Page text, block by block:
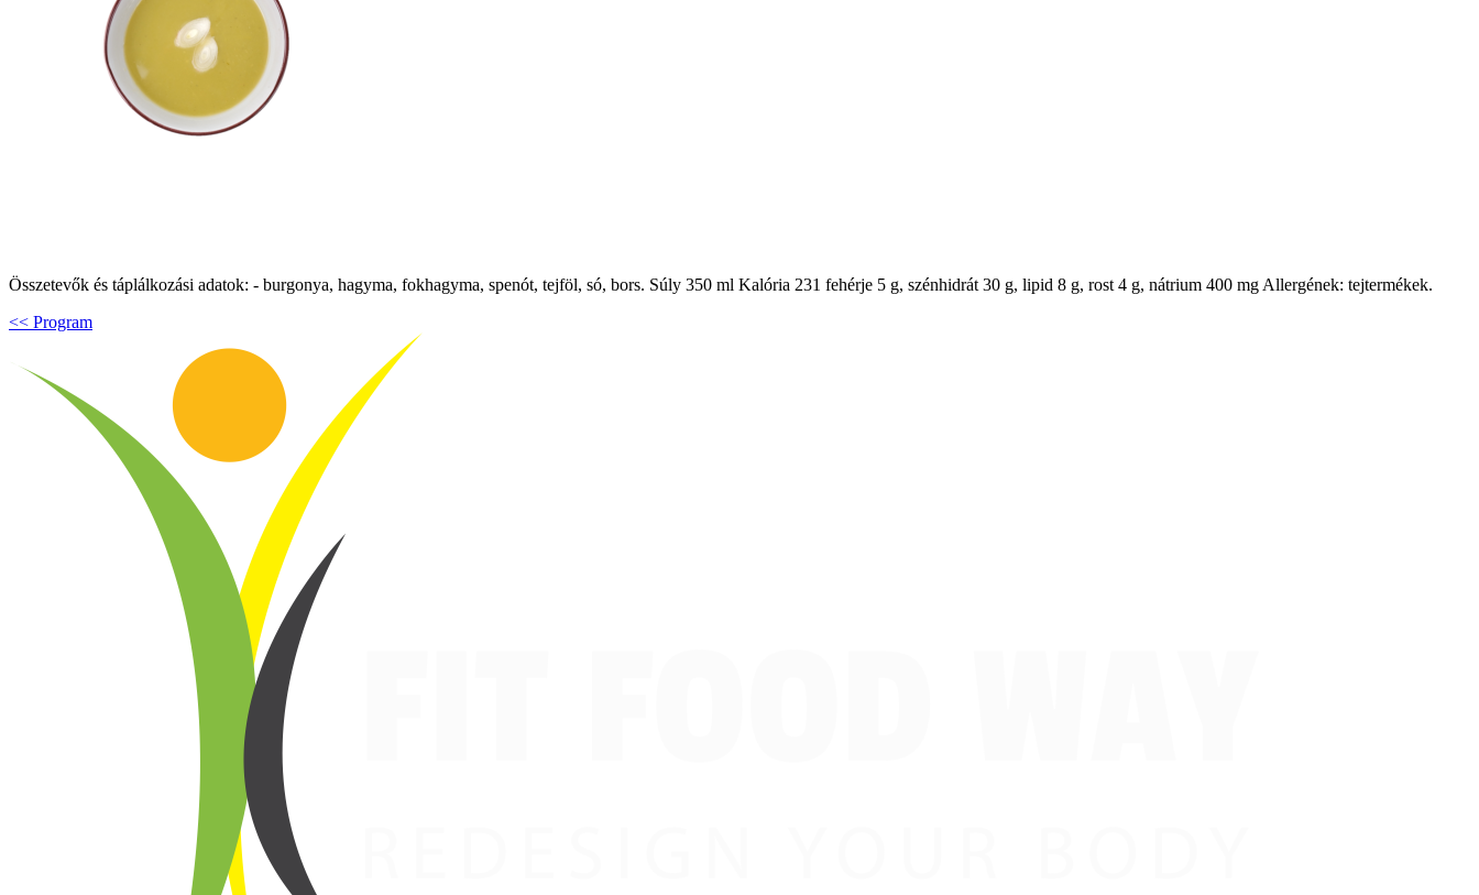
Összetevők és táplálkozási adatok: - burgonya, hagyma, fokhagyma, spenót, tejföl, só, bors. Súly 350 ml Kalória 231 fehérje 5 g, szénhidrát 30 g, lipid 8 g, rost 4 g, nátrium 400 mg Allergének: tejtermékek.
<< Program